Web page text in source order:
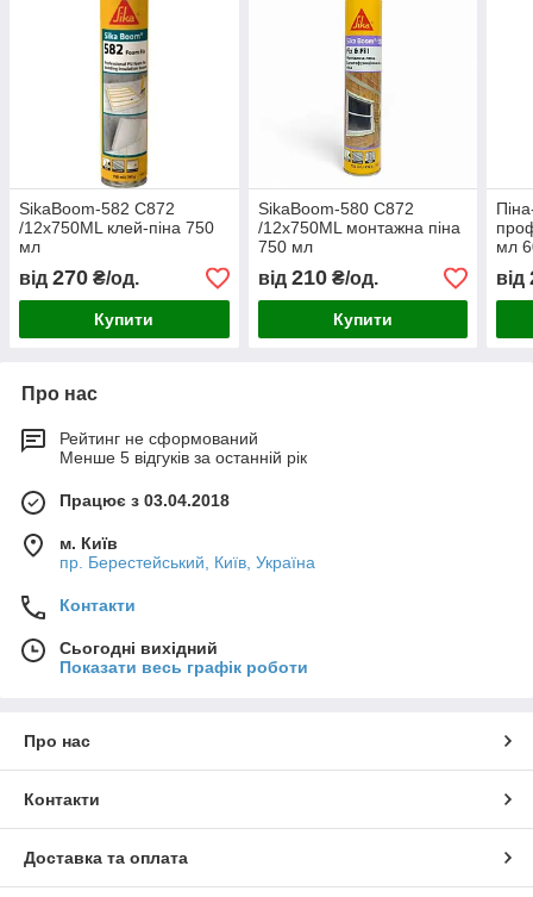
SikaBoom-582 C872
/12x750ML клей-піна 750
мл
від 270 ₴/од.
Купити
SikaBoom-580 C872
/12x750ML монтажна піна
750 мл
від 210₴/од.
Купити
мл
від
Про нас
Рейтинг не сформований
Менше 5 відгуків за останній рік
Працює з 03.04.2018
м. Київ
пр. Берестейський, Київ, Україна
Контакти
Сьогодні вихідний
Показати весь графік роботи
Про нас
Контакти
Доставка та оплата